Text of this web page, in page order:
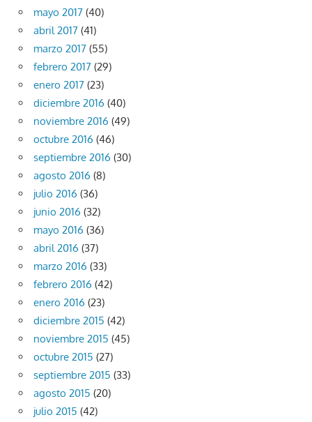
mayo 2017 (40)
abril 2017 (41)
marzo 2017 (55)
febrero 2017 (29)
enero 2017 (23)
diciembre 2016 (40)
noviembre 2016 (49)
octubre 2016 (46)
septiembre 2016 (30)
agosto 2016 (8)
julio 2016 (36)
junio 2016 (32)
mayo 2016 (36)
abril 2016 (37)
marzo 2016 (33)
febrero 2016 (42)
enero 2016 (23)
diciembre 2015 (42)
noviembre 2015 (45)
octubre 2015 (27)
septiembre 2015 (33)
agosto 2015 (20)
julio 2015 (42)